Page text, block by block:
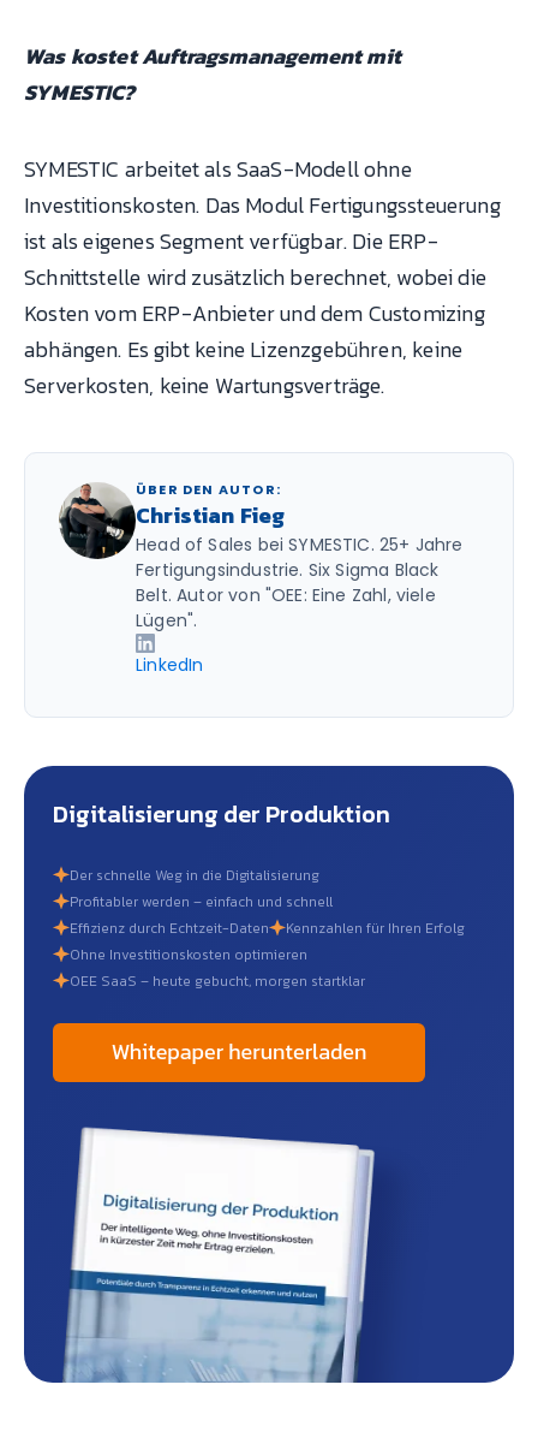
Was kostet Auftragsmanagement mit
SYMESTIC?
SYMESTIC arbeitet als SaaS-Modell ohne
Investitionskosten. Das Modul Fertigungssteuerung
ist als eigenes Segment verfügbar. Die ERP-
Schnittstelle wird zusätzlich berechnet, wobei die
Kosten vom ERP-Anbieter und dem Customizing
abhängen. Es gibt keine Lizenzgebühren, keine
Serverkosten, keine Wartungsverträge.
ÜBER DEN AUTOR:
Christian Fieg
Head of Sales bei SYMESTIC. 25+ Jahre
Fertigungsindustrie. Six Sigma Black
Belt. Autor von "OEE: Eine Zahl, viele
Lügen".
LinkedIn
Digitalisierung der Produktion
Der schnelle Weg in die Digitalisierung
Profitabler werden – einfach und schnell
Effizienz durch Echtzeit-Daten
Kennzahlen für Ihren Erfolg
Ohne Investitionskosten optimieren
OEE SaaS – heute gebucht, morgen startklar